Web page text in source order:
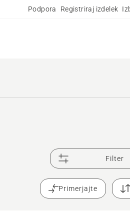
Podpora Registriraj izdelek
Filter
Primerjajte